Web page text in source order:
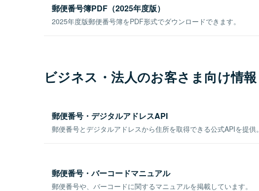
郵便番号簿PDF（2025年度版）
2025年度版郵便番号簿をPDF形式でダウンロードできます。
ビジネス・法人のお客さま向け情報
郵便番号・デジタルアドレスAPI
郵便番号とデジタルアドレスから住所を取得できる公式APIを提供。
郵便番号・バーコードマニュアル
郵便番号や、バーコードに関するマニュアルを掲載しています。